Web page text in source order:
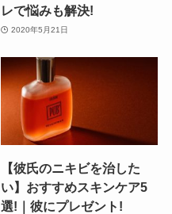
レで悩みも解決!
2020年5月21日
【彼氏のニキビを治した
い】おすすめスキンケア5
選!｜彼にプレゼント!